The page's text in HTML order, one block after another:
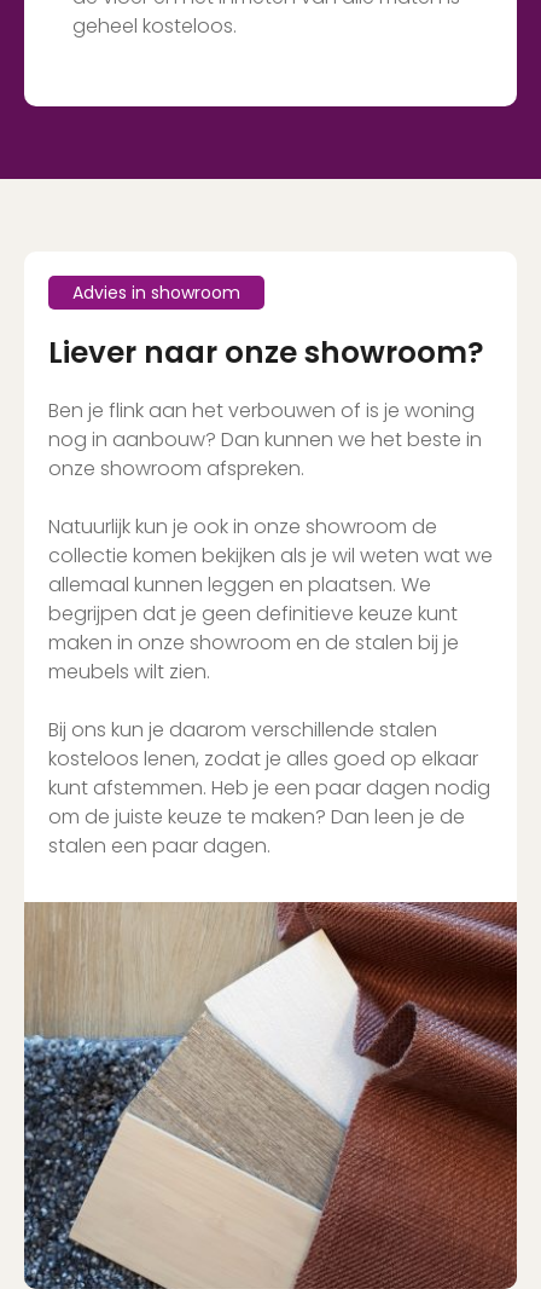
geheel kosteloos.
Advies in showroom
Liever naar onze showroom?
Ben je flink aan het verbouwen of is je woning
nog in aanbouw? Dan kunnen we het beste in
onze showroom afspreken.
Natuurlijk kun je ook in onze showroom de
collectie komen bekijken als je wil weten wat we
allemaal kunnen leggen en plaatsen. We
begrijpen dat je geen definitieve keuze kunt
maken in onze showroom en de stalen bij je
meubels wilt zien.
Bij ons kun je daarom verschillende stalen
kosteloos lenen, zodat je alles goed op elkaar
kunt afstemmen. Heb je een paar dagen nodig
om de juiste keuze te maken? Dan leen je de
stalen een paar dagen.